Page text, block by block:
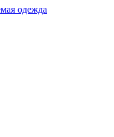
одежда